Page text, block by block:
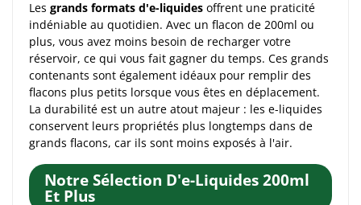
Les grands formats d'e-liquides offrent une praticité
indéniable au quotidien. Avec un flacon de 200ml ou
plus, vous avez moins besoin de recharger votre
réservoir, ce qui vous fait gagner du temps. Ces grands
contenants sont également idéaux pour remplir des
flacons plus petits lorsque vous êtes en déplacement.
La durabilité est un autre atout majeur : les e-liquides
conservent leurs propriétés plus longtemps dans de
grands flacons, car ils sont moins exposés à l'air.
Notre Sélection D'e-Liquides 200ml
Et Plus